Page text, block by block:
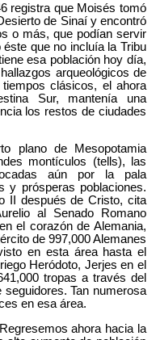
registra que Moisés tomó
de Sinaí y encontró
o más, que podían servir
que no incluía la Tribu
esa población hoy día,
arqueológicos de
clásicos, el ahora
Sur, mantenía una
los restos de ciudades
plano de Mesopotamia
montículos (tells), las
aún por la pala
y prósperas poblaciones.
II después de Cristo, cita
al Senado Romano
el corazón de Alemania,
de 997,000 Alemanes
en esta área hasta el
Heródoto, Jerjes en el
tropas a través del
Tan numerosa
en esa área.
ahora hacia la